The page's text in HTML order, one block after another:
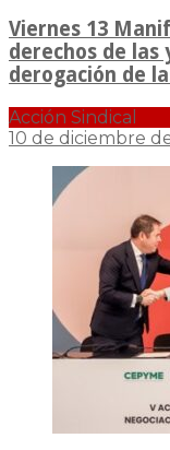
Viernes 13
derechos de
derogación de
Acción Sindical
10 de diciembre